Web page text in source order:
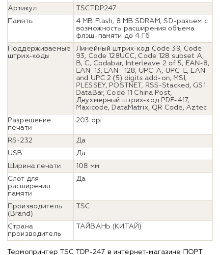
Артикул
TSCTDP247
Память
4 MB Flash, 8 MB SDRAM, SD-разъем с
возможность расширения объема
флэш-памяти до 4 Гб
Поддерживаемые
штрих-коды
Линейный штрих-код Code 39, Code
93, Code 128UCC, Code 128 subset A,
B, C, Codabar, Interleave 2 of 5, EAN-8,
EAN-13, EAN- 128, UPC-A, UPC-E, EAN
and UPC 2 (5) digits add-on, MSI,
PLESSEY, POSTNET, RSS-Stacked, GS1
DataBar, Code 11 China Post,
Двухмерный штрих-код PDF-417,
Maxicode, DataMatrix, QR Code, Aztec
Разрешение
печати
203 dpi
RS-232
Да
USB
Да
Ширина печати
108 мм
Слот для
расширения
памяти
Да
Производитель
(Brand)
TSC
Страна
производитель
ТАЙВАНЬ (КИТАЙ)
Термопринтер TSC TDP-247 в интернет-магазине ПОРТ